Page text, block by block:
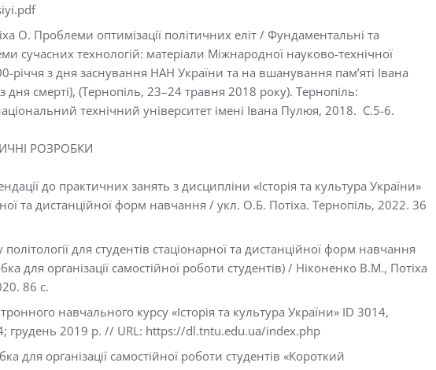
О. Проблеми оптимізації політичних еліт / Фундаментальні та
сучасних технологій: матеріали Міжнародної науково-технічної
річчя з дня заснування НАН України та на вшанування пам’яті Івана
дня смерті), (Тернопіль, 23–24 травня 2018 року). Тернопіль:
технічний університет імені Івана Пулюя, 2018. С.5-6.
РОЗРОБКИ
до практичних занять з дисципліни «Історія та культура України»
та дистанційної форм навчання / укл. О.Б. Потіха. Тернопіль, 2022. 36
для студентів стаціонарної та дистанційної форм навчання
для організації самостійної роботи студентів) / Ніконенко В.М., Потіха
86 с.
навчального курсу «Історія та культура України» ID 3014,
грудень 2019 р. // URL: https://dl.tntu.edu.ua/index.php
для організації самостійної роботи студентів «Короткий